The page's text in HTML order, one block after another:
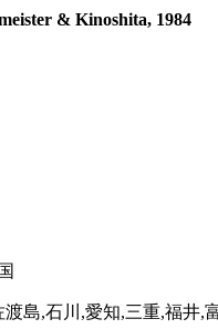
& Kinoshita, 1984
渡島,石川,愛知,三重,福井,